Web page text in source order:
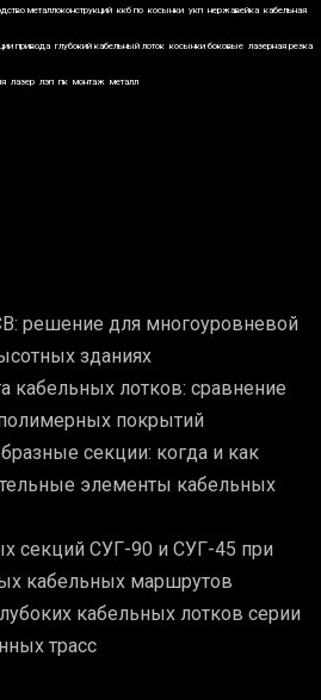
металлоконструкций ккб по косынки укп нержавейка кабельная
привода глубокий кабельный лоток косынки боковые лазерная резка
лазер лэп пк монтаж металл
решение для многоуровневой
зданиях
кабельных лотков: сравнение
покрытий
секции: когда и как
элементы кабельных
секций СУГ-90 и СУГ-45 при
кабельных маршрутов
кабельных лотков серии
трасс